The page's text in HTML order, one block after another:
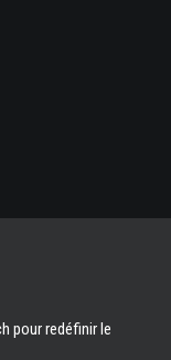
pour redéfinir le